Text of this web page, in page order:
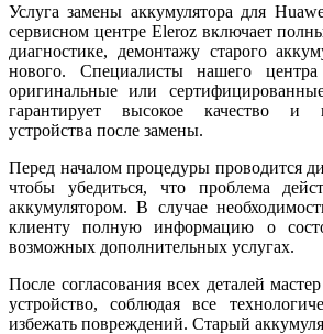
Услуга замены аккумулятора для
сервисном центре Eleroz включает
диагностике, демонтажу старого
нового. Специалисты нашего центра
оригинальные или
гарантирует высокое качество и
устройства после замены.
Перед началом процедуры проводится
чтобы убедиться, что проблема
аккумулятором. В случае
клиенту полную информацию о
возможных дополнительных услугах.
После согласования всех деталей
устройство, соблюдая все
избежать повреждений. Старый